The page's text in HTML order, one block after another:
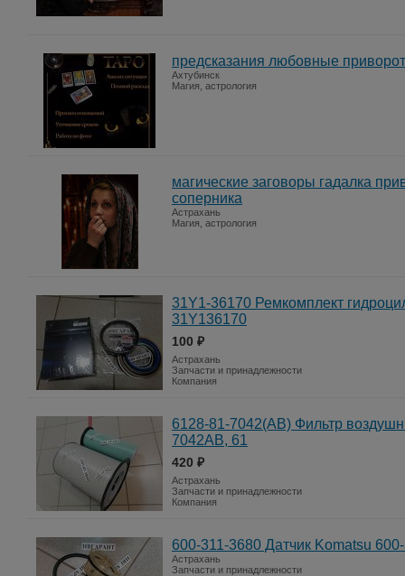
предсказания любовные
Ахтубинск
Магия, астрология
магические заговоры гадалка
соперника
Астрахань
Магия, астрология
31Y1-36170 Ремкомплект
31Y136170
100 ₽
Астрахань
Запчасти и принадлежности
Компания
6128-81-7042(AB) Фильтр
7042AB, 61
420 ₽
Астрахань
Запчасти и принадлежности
Компания
600-311-3680 Датчик Komatsu
Астрахань
Запчасти и принадлежности